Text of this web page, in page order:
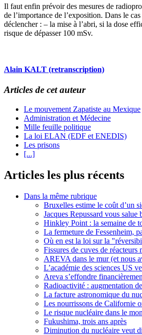
Il faut enfin prévoir des mesures de
de l’importance de l’exposition. Dans le
déclencher : – la mise à l’abri, si la dose
risque de dépasser 100 mSv.
Alain KALT (retranscription)
Articles de cet auteur
Le mouvement Zapatiste au Mexique
Administration et Médecine
Mille feuille politique
La loi ELAN (EDF et ENEDIS)
Les prisons
[...]
Articles les plus récents
Dans la même rubrique
Bruxelles estime le coût d’un
Jacques Repussard vous
Hinkley Point : la semaine de
La fermeture de Fessenheim,
Où en est la loi sur la
Fissures de cuves de
AREVA dans le mur (et nous
L’académie des sciences US
Areva s’effondre
Radioactivité : augmentation
La facture astronomique du
Les nourrissons de Californie
Le risque nucléaire dans le
Fukushima, trois ans après
Diminution du nucléaire veut